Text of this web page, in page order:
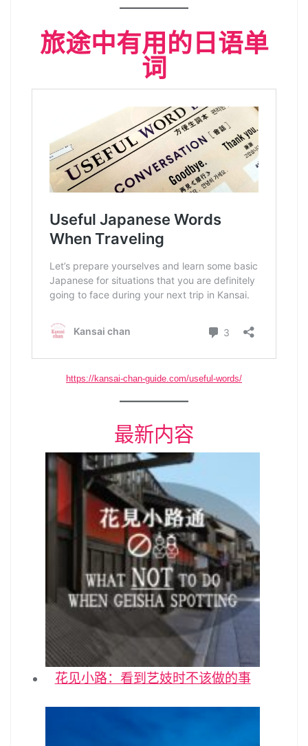
旅途中有用的日语单
词
https://kansai-chan-guide.com/useful-words/
最新内容
花见小路：看到艺妓时不该做的事